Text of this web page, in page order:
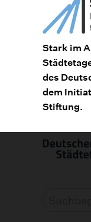
Stark im
des
dem
Stiftung.